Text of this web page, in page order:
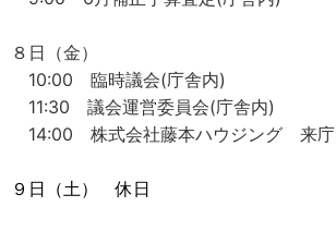
８日（金）
10:00 臨時議会(庁舎内)
11:30 議会運営委員会(庁舎内)
14:00 株式会社藤本ハウジング 来庁
９日（土） 休日